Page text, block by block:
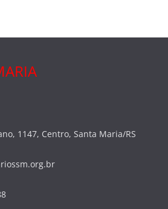
1147, Centro, Santa Maria/RS